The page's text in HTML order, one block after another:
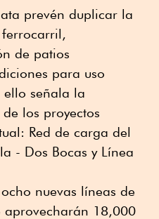
prevén duplicar la
de patios
para uso
ello señala la
los proyectos
Red de carga del
- Dos Bocas y Línea
nuevas líneas de
aprovecharán 18,000